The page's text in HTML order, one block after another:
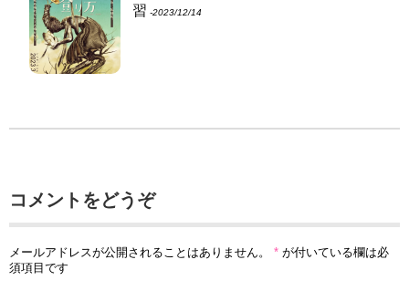
習 ‐2023/12/14
コメントをどうぞ
メールアドレスが公開されることはありません。 * が付いている欄は必
須項目です